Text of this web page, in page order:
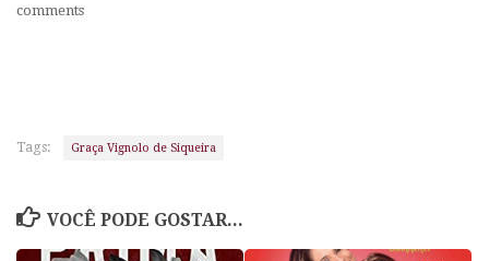
comments
Tags: Graça Vignolo de Siqueira
VOCÊ PODE GOSTAR...